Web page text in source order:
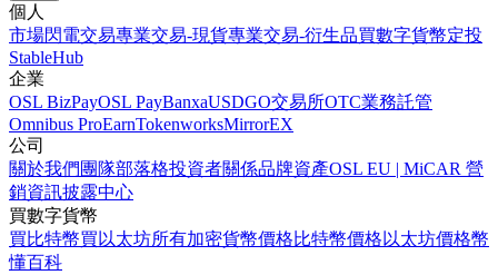
個人
市場閃電交易專業交易-現貨專業交易-衍生品買數字貨幣定投
StableHub
企業
OSL BizPayOSL PayBanxaUSDGO交易所OTC業務託管
Omnibus ProEarnTokenworksMirrorEX
公司
關於我們 團隊部落格投資者關係品牌資產OSL EU | MiCAR 營
銷資訊披露中心
買數字貨幣
買比特幣買以太坊所有加密貨幣價格比特幣價格以太坊價格幣
懂百科